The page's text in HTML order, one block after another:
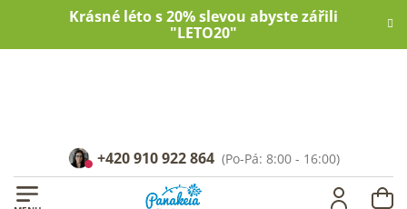
Krásné léto s 20% slevou abyste zářili
"LETO20"
+420 910 922 864